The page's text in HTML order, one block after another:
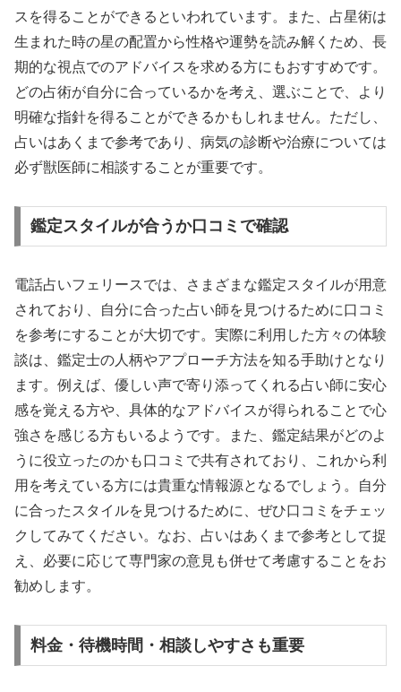
スを得ることができるといわれています。また、占星術は
生まれた時の星の配置から性格や運勢を読み解くため、長
期的な視点でのアドバイスを求める方にもおすすめです。
どの占術が自分に合っているかを考え、選ぶことで、より
明確な指針を得ることができるかもしれません。ただし、
占いはあくまで参考であり、病気の診断や治療については
必ず獣医師に相談することが重要です。
鑑定スタイルが合うか口コミで確認
電話占いフェリースでは、さまざまな鑑定スタイルが用意
されており、自分に合った占い師を見つけるために口コミ
を参考にすることが大切です。実際に利用した方々の体験
談は、鑑定士の人柄やアプローチ方法を知る手助けとなり
ます。例えば、優しい声で寄り添ってくれる占い師に安心
感を覚える方や、具体的なアドバイスが得られることで心
強さを感じる方もいるようです。また、鑑定結果がどのよ
うに役立ったのかも口コミで共有されており、これから利
用を考えている方には貴重な情報源となるでしょう。自分
に合ったスタイルを見つけるために、ぜひ口コミをチェッ
クしてみてください。なお、占いはあくまで参考として捉
え、必要に応じて専門家の意見も併せて考慮することをお
勧めします。
料金・待機時間・相談しやすさも重要